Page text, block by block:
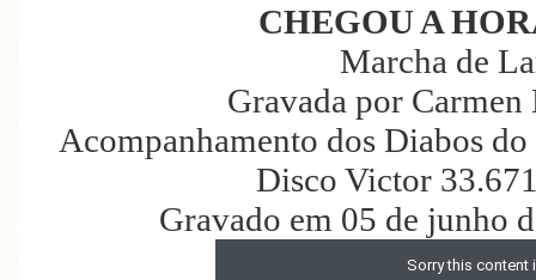
CHEGOU A
Marcha de
Gravada por
Acompanhamento dos Diabos
Disco Victor
Gravado em 05 de junho